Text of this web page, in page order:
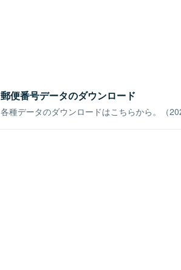
郵便番号データのダウンロード
各種データのダウンロードはこちらから。（